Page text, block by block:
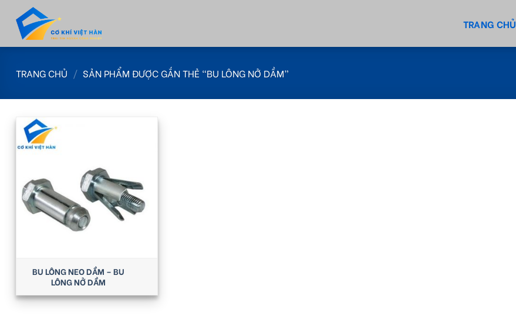
content
TRANG CHỦ
TRANG CHỦ / SẢN PHẨM ĐƯỢC GẮN THẺ “BU LÔNG NỞ DẦM”
BU LÔNG NEO DẦM – BU
LÔNG NỞ DẦM